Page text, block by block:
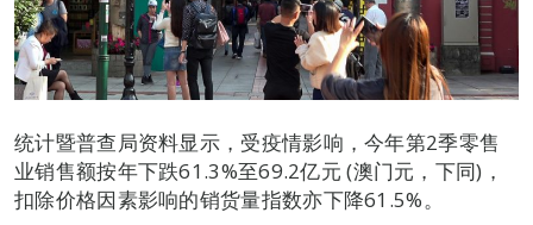
统计暨普查局资料显示，受疫情影响，今年第2季零售
业销售额按年下跌61.3%至69.2亿元 (澳门元，下同)，
扣除价格因素影响的销货量指数亦下降61.5%。